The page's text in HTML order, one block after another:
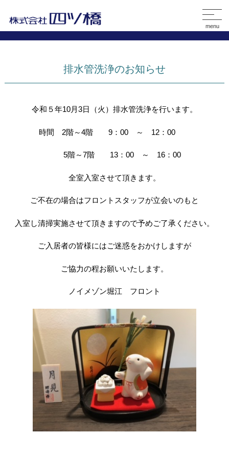
menu
排水管洗浄のお知らせ
令和５年10月3日（火）排水管洗浄を行います。
時間 2階～4階 9：00 ～ 12：00
5階～7階 13：00 ～ 16：00
全室入室させて頂きます。
ご不在の場合はフロントスタッフが立会いのもと
入室し清掃実施させて頂きますので予めご了承ください。
ご入居者の皆様にはご迷惑をおかけしますが
ご協力の程お願いいたします。
ノイメゾン堀江 フロント